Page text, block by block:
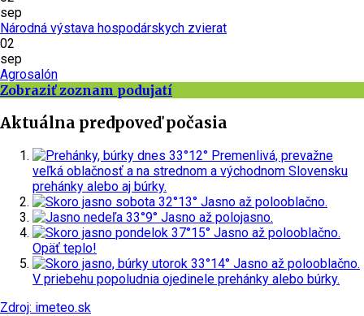
sep
Národná výstava hospodárskych zvierat
02
sep
Agrosalón
Zobraziť zoznam podujatí
Aktuálna predpoveď počasia
dnes 33°12° Premenlivá, prevažne
veľká oblačnosť a na strednom a východnom Slovensku
prehánky alebo aj búrky.
sobota 32°13° Jasno až polooblačno.
nedeľa 33°9° Jasno až polojasno.
pondelok 37°15° Jasno až polooblačno.
Opäť teplo!
utorok 33°14° Jasno až polooblačno.
V priebehu popoludnia ojedinele prehánky alebo búrky.
Zdroj: imeteo.sk